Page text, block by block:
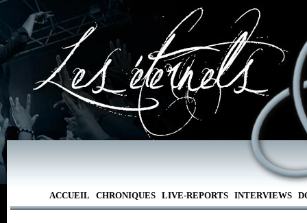
ACCUEIL CHRONIQUES LIVE-REPORTS INTERVIEWS